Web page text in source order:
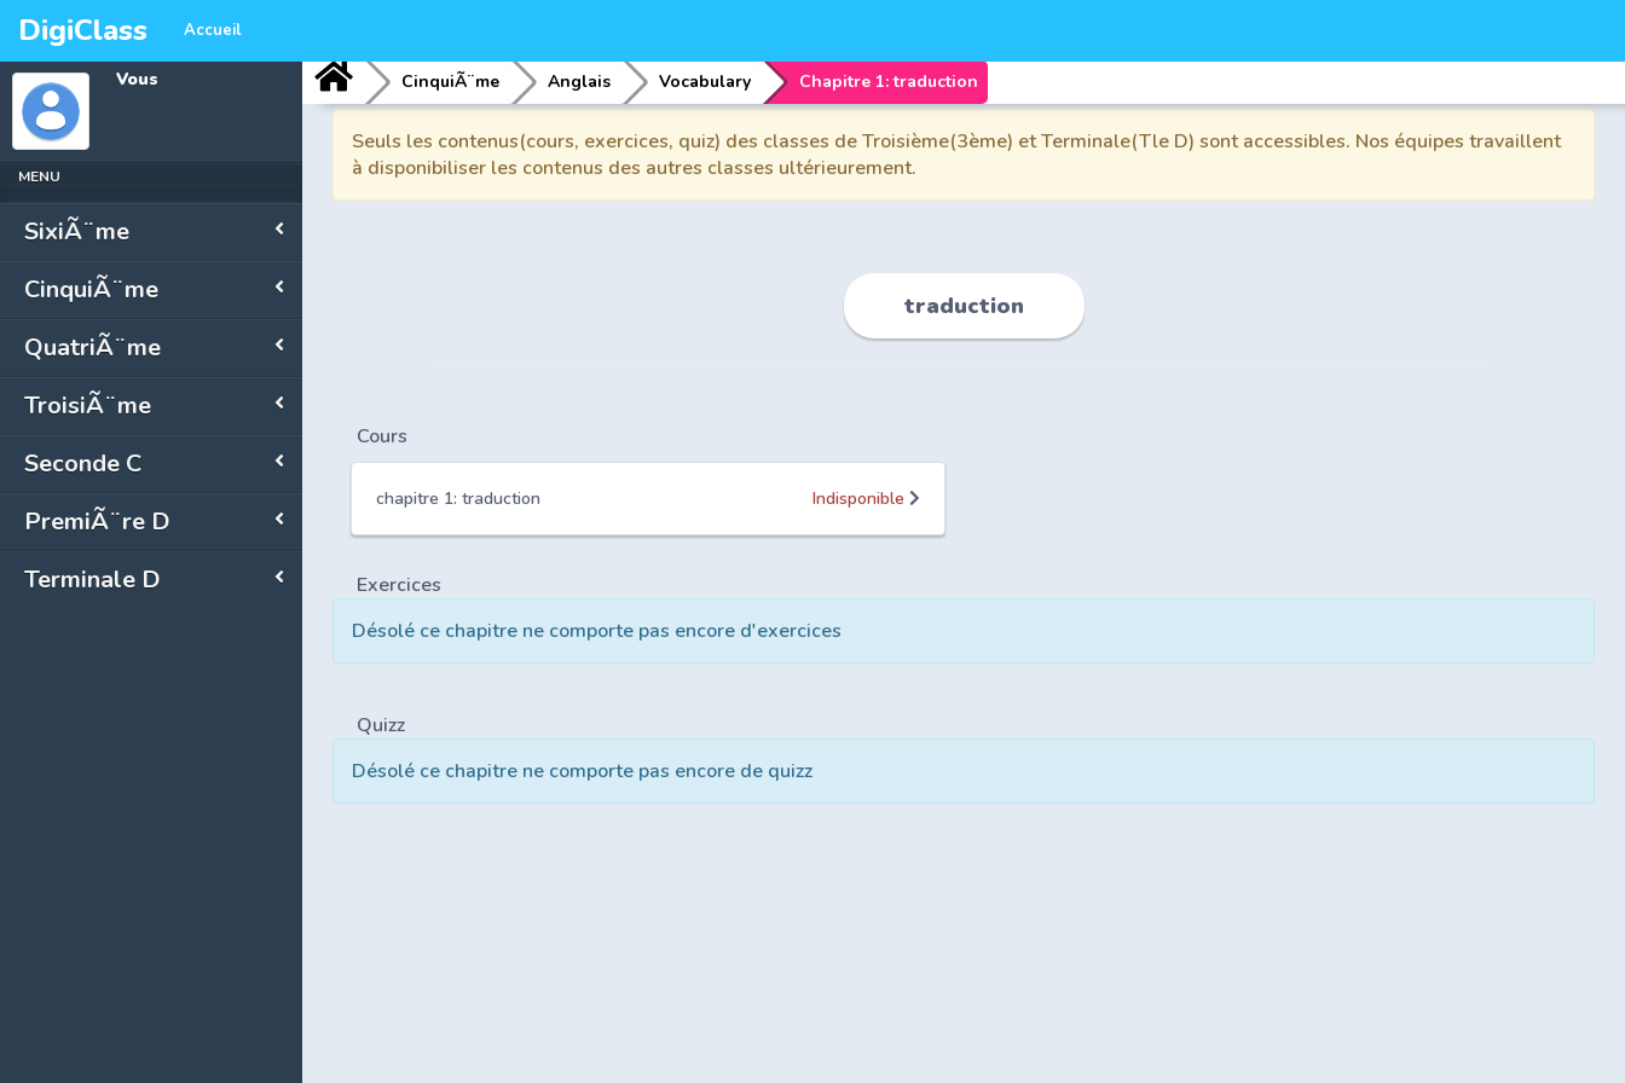
DigiClass Accueil
Vous
MENU
SixiÃ¨me
CinquiÃ¨me
QuatriÃ¨me
TroisiÃ¨me
Seconde C
PremiÃ¨re D
Terminale D
CinquiÃ¨me Anglais Vocabulary Chapitre 1: traduction
Seuls les contenus(cours, exercices, quiz) des classes de Troisième(3ème) et Terminale(Tle D) sont accessibles. Nos équipes travaillent
à disponibiliser les contenus des autres classes ultérieurement.
traduction
Cours
chapitre 1: traduction Indisponible
Exercices
Désolé ce chapitre ne comporte pas encore d'exercices
Quizz
Désolé ce chapitre ne comporte pas encore de quizz